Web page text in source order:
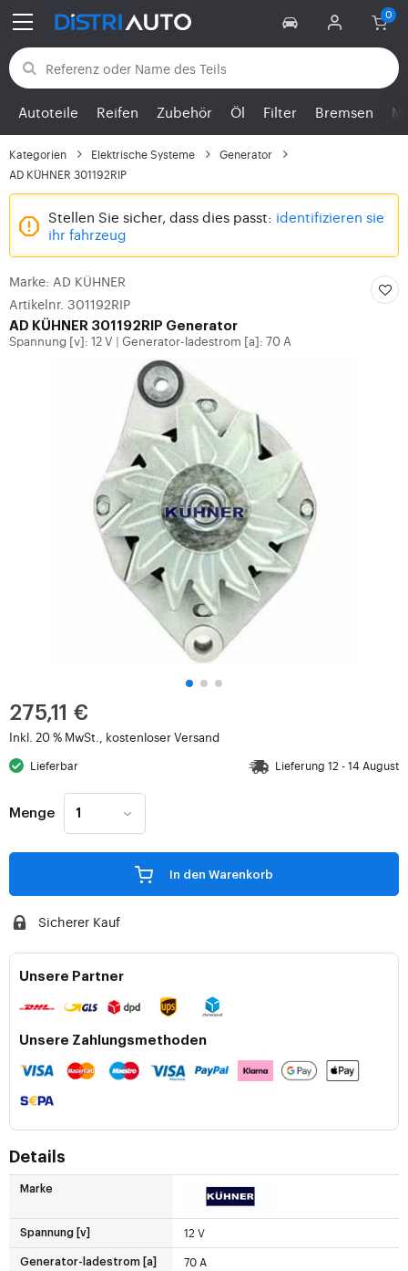
Zurück zu den Kategorien
Autoteile Reifen Zubehör Öl Filter Bremsen
Kategorien Elektrische Systeme
Generator
AD KÜHNER 301192RIP
Stellen Sie sicher, dass dies passt: identifizieren sie
ihr fahrzeug
Marke: AD KÜHNER
Artikelnr. 301192RIP
AD KÜHNER 301192RIP Generator
Spannung [v]: 12 V Generator-ladestrom [a]: 70 A
275,11 €
Inkl. 20 % MwSt., kostenloser Versand
Lieferbar Lieferung 12 - 14 August
Menge
In den Warenkorb
Sicherer Kauf
Unsere Partner
Unsere Zahlungsmethoden
Details
Marke
Spannung [v] 12 V
Generator-ladestrom [a] 70 A